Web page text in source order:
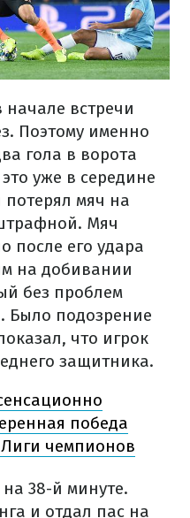
встречи
Поэтому именно
гола в ворота
уже в середине
мяч на
Мяч
после его удара
на добивании
без проблем
Было подозрение
что игрок
защитника.
победа
чемпионов
38-й минуте.
и отдал пас на